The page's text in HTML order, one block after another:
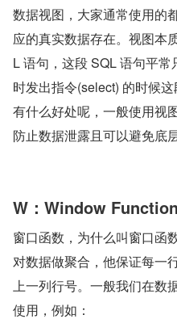
数据视图，大家通常使用的
应的真实数据存在。视图本
L 语句，这段 SQL 语句平
时发出指令(select) 的时候
有什么好处呢，一般使用视
防止数据泄露且可以避免底
W：Window Function
窗口函数，为什么叫窗口函
对数据做聚合，他保证每一
上一列行号。一般我们在数
使用，例如：